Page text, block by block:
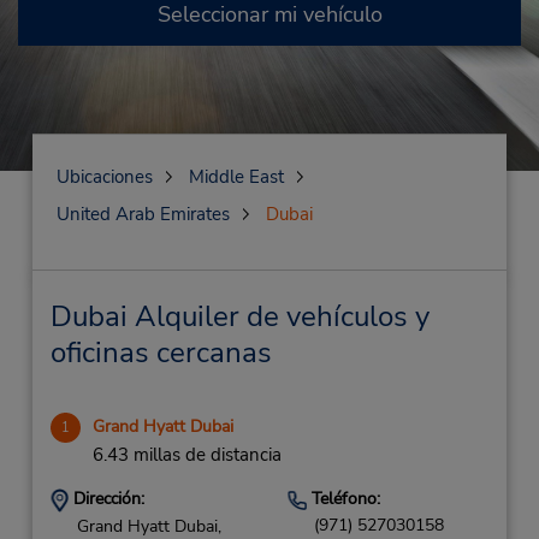
Seleccionar mi vehículo
Ubicaciones
Middle East
United Arab Emirates
Dubai
Dubai Alquiler de vehículos y
oficinas cercanas
1 Grand Hyatt Dubai
6.43 millas de distancia
Dirección:
Grand Hyatt Dubai,
Teléfono:
(971) 527030158